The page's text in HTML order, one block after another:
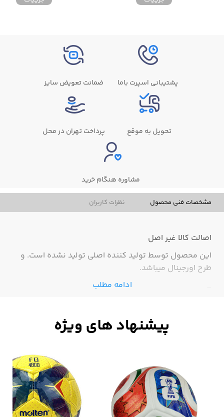
پشتیبانی اسپرت باما ضمانت تعویض سایز
تحویل به موقع پرداخت تهران در محل
مشاوره هنگام خرید
مشخصات فنی محصول نظرات کاربران
اصالت کالا غیر اصل
این محصول توسط تولید کننده اصلی تولید نشده است. و
طرح اورجینال میباشد.
نقد و بررسی کفش کتونی
کفشکتونی‌های فوتسال نایک تمپواز مواد درجه یک و
ادامه مطلب